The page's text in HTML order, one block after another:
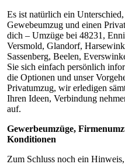
Es ist natürlich ein
Gewebeumzug und einen
dich – Umzüge bei 48231,
Versmold, Glandorf,
Sassenberg, Beelen,
Sie sich einfach persönlich
die Optionen und unser
Privatumzug, wir erledigen
Ihren Ideen, Verbindung
auf.
Gewerbeumzüge,
Konditionen
Zum Schluss noch ein